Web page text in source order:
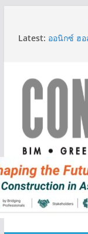
Latest: ออนิกซ์ ฮ
การเดิน
ก่อสร้างแ
ลลิล พร็อ
เดินหน้าส
IHG
ผู้เชี่ยวชา
มาตรฐาน
รับมือแผ่นดิ